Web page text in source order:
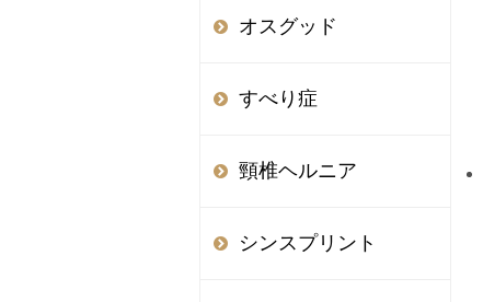
オスグッド
すべり症
頸椎ヘルニア
シンスプリント